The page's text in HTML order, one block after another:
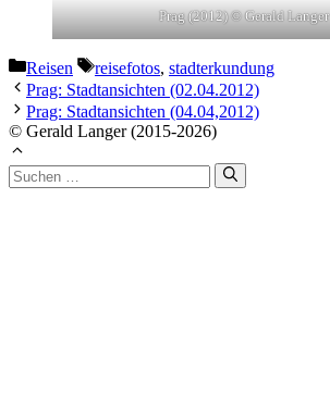
Prag (2012) © Gerald Langer
Kategorien
Reisen Schlagwörter
reisefotos, stadterkundung
Prag: Stadtansichten (02.04.2012)
Prag: Stadtansichten (04.04,2012)
© Gerald Langer (2015-2026)
Suchen
nach: